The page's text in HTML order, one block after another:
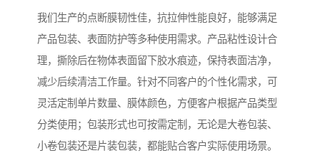
我们生产的点断膜韧性佳，抗拉伸性能良好，能够满足
产品包装、表面防护等多种使用需求。产品粘性设计合
理，撕除后在物体表面留下胶水痕迹，保持表面洁净，
减少后续清洁工作量。针对不同客户的个性化需求，可
灵活定制单片数量、膜体颜色，方便客户根据产品类型
分类使用；包装形式也可按需定制，无论是大卷包装、
小卷包装还是片装包装，都能贴合客户实际使用场景。